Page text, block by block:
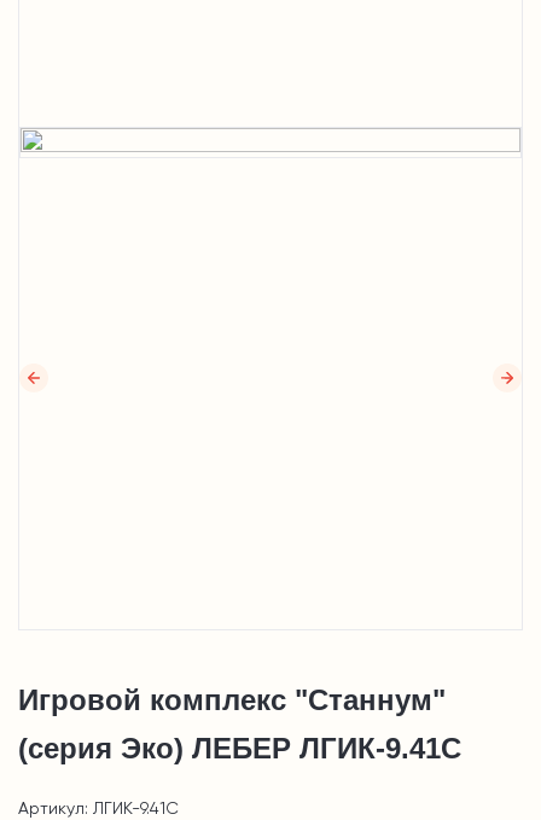
Игровой комплекс "Станнум"
(серия Эко) ЛЕБЕР ЛГИК-9.41С
Артикул: ЛГИК-9.41С